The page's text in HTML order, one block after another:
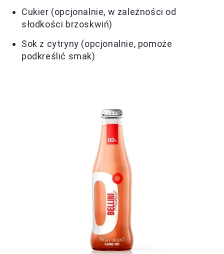
Cukier (opcjonalnie, w zależności od
słodkości brzoskwiń)
Sok z cytryny (opcjonalnie, pomoże
podkreślić smak)